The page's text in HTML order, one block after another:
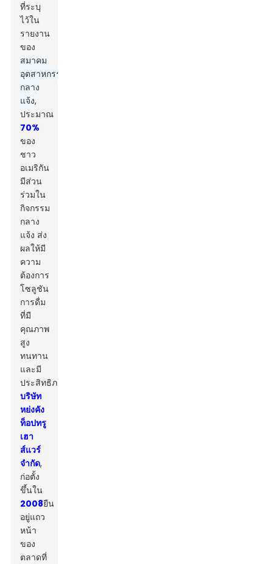
ที่ระบุ
ไว้ใน
รายงาน
ของ
สมาคม
อุตสาหกรรม
กลาง
แจ้ง,
ประมาณ
70%
ของ
ชาว
อเมริกัน
มีส่วน
ร่วมใน
กิจกรรม
กลาง
แจ้ง ส่ง
ผลให้มี
ความ
ต้องการ
โซลูชัน
การดื่ม
ที่มี
คุณภาพ
สูง
ทนทาน
และมี
ประสิทธิภาพ
บริษัท
หย่งคัง
ท็อปทรู
เฮา
ส์แวร์
จำกัด,
ก่อตั้ง
ขึ้นใน
2008ยืน
อยู่แถว
หน้า
ของ
ตลาดที่